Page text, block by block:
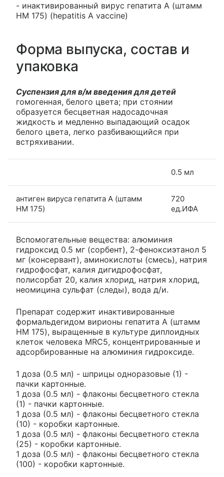
- инактивированный вирус гепатита А (штамм
HM 175) (hepatitis A vaccine)
Форма выпуска, состав и
упаковка
Суспензия для в/м введения для детей
гомогенная, белого цвета; при стоянии
образуется бесцветная надосадочная
жидкость и медленно выпадающий осадок
белого цвета, легко разбивающийся при
встряхивании.
0.5 мл
антиген вируса гепатита А (штамм
HM 175)
720
ед.ИФА
Вспомогательные вещества: алюминия
гидроксид 0.5 мг (сорбент), 2-феноксиэтанол 5
мг (консервант), аминокислоты (смесь), натрия
гидрофосфат, калия дигидрофосфат,
полисорбат 20, калия хлорид, натрия хлорид,
неомицина сульфат (следы), вода д/и.
Препарат содержит инактивированные
формальдегидом вирионы гепатита А (штамм
HM 175), выращенные в культуре диплоидных
клеток человека MRC5, концентрированные и
адсорбированные на алюминия гидроксиде.
1 доза (0.5 мл) - шприцы одноразовые (1) -
пачки картонные.
1 доза (0.5 мл) - флаконы бесцветного стекла
(1) - пачки картонные.
1 доза (0.5 мл) - флаконы бесцветного стекла
(10) - коробки картонные.
1 доза (0.5 мл) - флаконы бесцветного стекла
(25) - коробки картонные.
1 доза (0.5 мл) - флаконы бесцветного стекла
(100) - коробки картонные.